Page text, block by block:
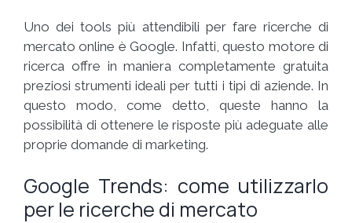
Uno dei tools più attendibili per fare ricerche di
mercato online è Google. Infatti, questo motore di
ricerca offre in maniera completamente gratuita
preziosi strumenti ideali per tutti i tipi di aziende. In
questo modo, come detto, queste hanno la
possibilità di ottenere le risposte più adeguate alle
proprie domande di marketing.
Google Trends: come utilizzarlo
per le ricerche di mercato